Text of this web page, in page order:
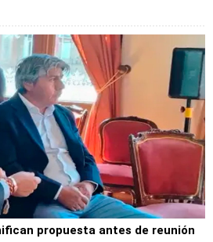
propuesta antes de reunión